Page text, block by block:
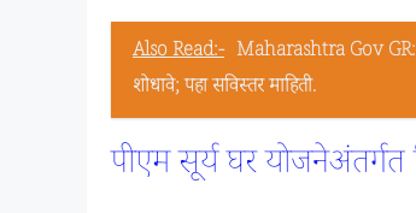
Also Read:- Maharashtra Gov GR:
शोधावे; पहा सविस्तर माहिती.
पीएम सूर्य घर